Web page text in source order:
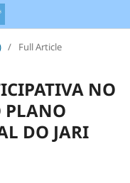
/ Full Article
NO
PLANO
DO JARI